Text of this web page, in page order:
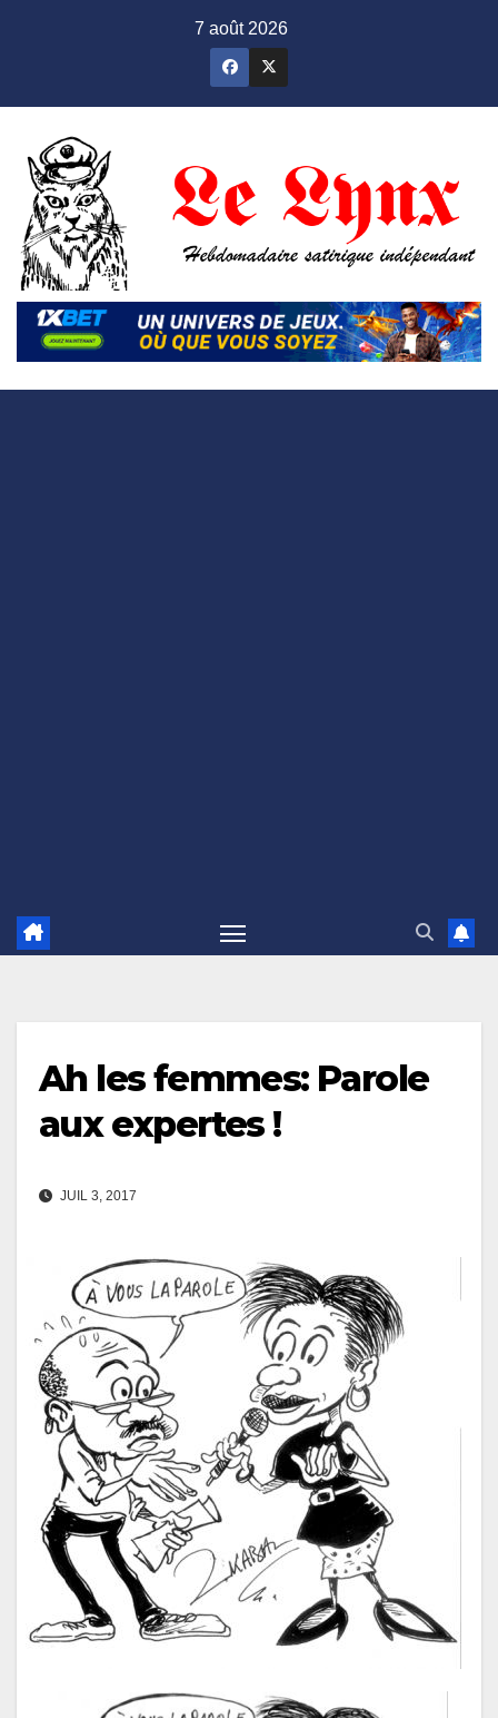
7 août 2026
Ah les femmes: Parole
aux expertes !
JUIL 3, 2017